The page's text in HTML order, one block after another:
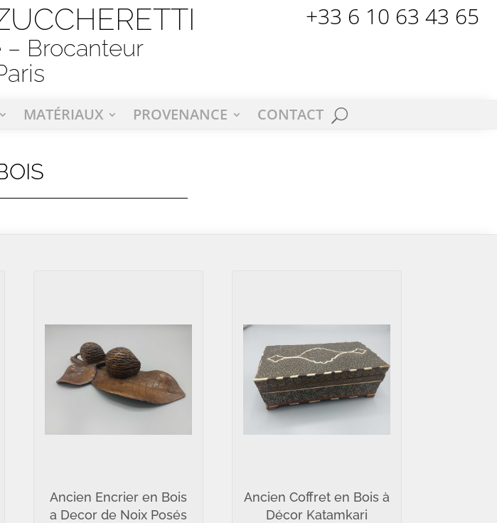
– Brocanteur
+33 6 10 63 43 65
MATÉRIAUX PROVENANCE CONTACT
Ancien Encrier en Bois
a Decor de Noix Posés
Ancien Coffret en Bois à
Décor Katamkari